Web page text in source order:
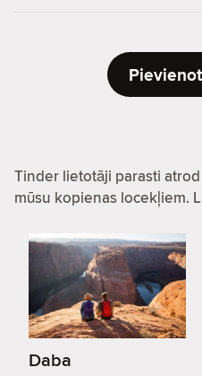
Tinder lietotāji parasti
mūsu kopienas locekļiem.
Daba